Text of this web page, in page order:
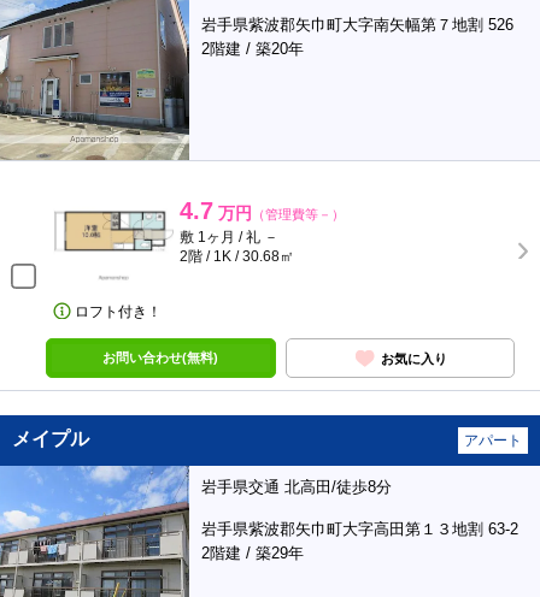
岩手県紫波郡矢巾町大字南矢幅第７地割 526
2階建 / 築20年
4.7 万円 （管理費等－）
敷 1ヶ月 / 礼 －
2階 / 1K / 30.68㎡
ロフト付き！
お問い合わせ(無料) お気に入り
メイプル アパート
岩手県交通 北高田/徒歩8分
岩手県紫波郡矢巾町大字高田第１３地割 63-2
2階建 / 築29年